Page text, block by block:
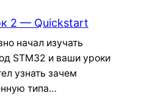
2 — Quickstart
начал изучать
STM32 и ваши уроки
узнать зачем
типа…